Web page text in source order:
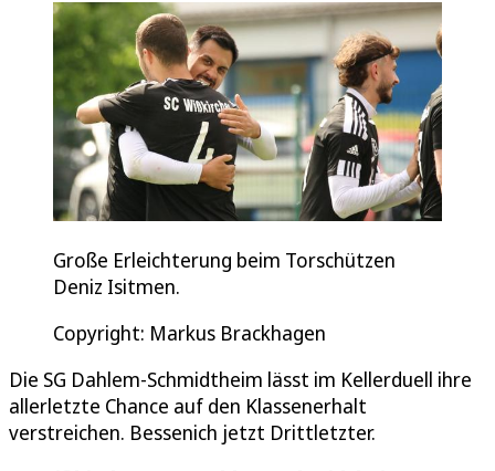
Große Erleichterung beim Torschützen
Deniz Isitmen.
Copyright: Markus Brackhagen
Die SG Dahlem-Schmidtheim lässt im Kellerduell ihre
allerletzte Chance auf den Klassenerhalt
verstreichen. Bessenich jetzt Drittletzter.